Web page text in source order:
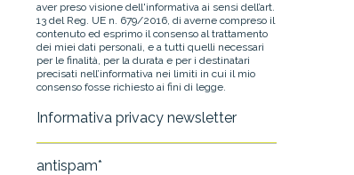
aver preso visione dell'informativa ai sensi dell’art.
13 del Reg. UE n. 679/2016, di averne compreso il
contenuto ed esprimo il consenso al trattamento
dei miei dati personali, e a tutti quelli necessari
per le finalità, per la durata e per i destinatari
precisati nell’informativa nei limiti in cui il mio
consenso fosse richiesto ai fini di legge.
Informativa privacy newsletter
antispam*